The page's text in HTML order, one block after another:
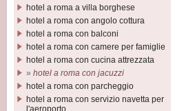
hotel a roma a villa borghese
hotel a roma con angolo cottura
hotel a roma con balconi
hotel a roma con camere per famiglie
hotel a roma con cucina attrezzata
» hotel a roma con jacuzzi
hotel a roma con parcheggio
hotel a roma con servizio navetta per
l'aeroporto